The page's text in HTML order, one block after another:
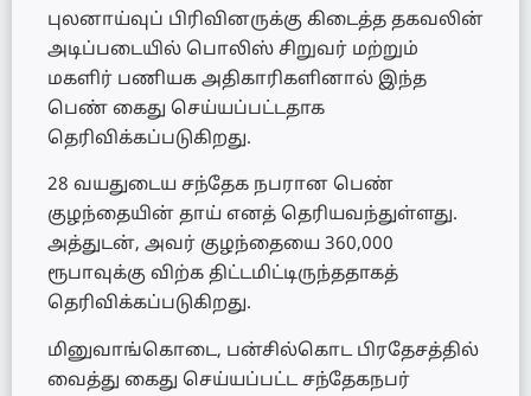
புலனாய்வுப் பிரிவினருக்கு கிடைத்த தகவலின்
அடிப்படையில் பொலிஸ் சிறுவர் மற்றும்
மகளிர் பணியக அதிகாரிகளினால் இந்த
பெண் கைது செய்யப்பட்டதாக
தெரிவிக்கப்படுகிறது.
28 வயதுடைய சந்தேக நபரான பெண்
குழந்தையின் தாய் எனத் தெரியவந்துள்ளது.
அத்துடன், அவர் குழந்தையை 360,000
ரூபாவுக்கு விற்க திட்டமிட்டிருந்ததாகத்
தெரிவிக்கப்படுகிறது.
மினுவாங்கொடை, பன்சில்கொட பிரதேசத்தில்
வைத்து கைது செய்யப்பட்ட சந்தேகநபர்